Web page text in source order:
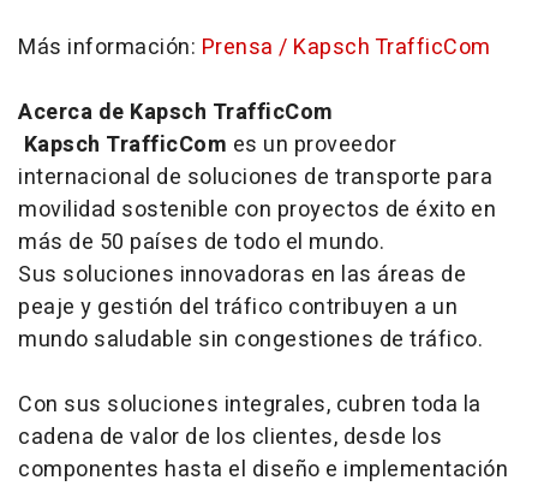
Más información: Prensa / Kapsch TrafficCom
Acerca de Kapsch TrafficCom
Kapsch TrafficCom es un proveedor
internacional de soluciones de transporte para
movilidad sostenible con proyectos de éxito en
más de 50 países de todo el mundo.
Sus soluciones innovadoras en las áreas de
peaje y gestión del tráfico contribuyen a un
mundo saludable sin congestiones de tráfico.
Con sus soluciones integrales, cubren toda la
cadena de valor de los clientes, desde los
componentes hasta el diseño e implementación